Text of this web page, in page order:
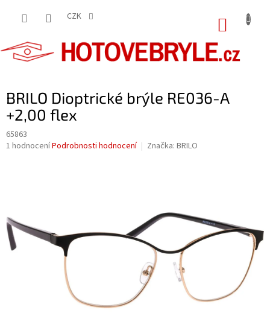
CZK
BRILO Dioptrické brýle RE036-A
+2,00 flex
65863
Průměrné
hvězdiček.
1 hodnoceníPodrobnosti hodnocení Značka: BRILO